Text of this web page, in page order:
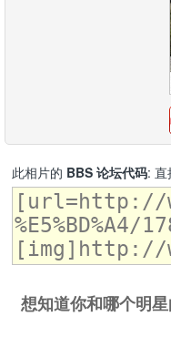
此相片的 BBS 论坛代码: 直
想知道你和哪个明